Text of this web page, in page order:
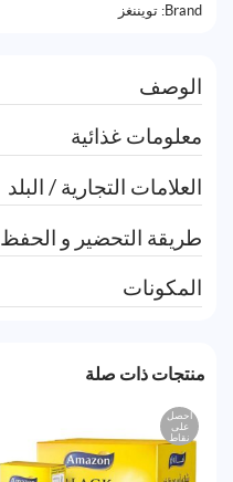
Brand: تويننغز
الوصف
معلومات غذائية
العلامات التجارية / البلد
طريقة التحضير و الحفظ
المكونات
منتجات ذات صلة
احصل
على
نقاط